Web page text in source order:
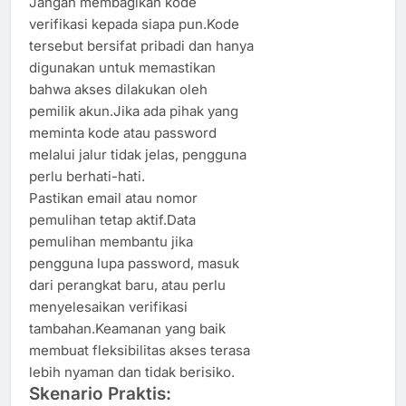
verifikasi kepada siapa pun.Kode
tersebut bersifat pribadi dan hanya
digunakan untuk memastikan
bahwa akses dilakukan oleh
pemilik akun.Jika ada pihak yang
meminta kode atau password
melalui jalur tidak jelas, pengguna
perlu berhati-hati.
Pastikan email atau nomor
pemulihan tetap aktif.Data
pemulihan membantu jika
pengguna lupa password, masuk
dari perangkat baru, atau perlu
menyelesaikan verifikasi
tambahan.Keamanan yang baik
membuat fleksibilitas akses terasa
lebih nyaman dan tidak berisiko.
Skenario Praktis: